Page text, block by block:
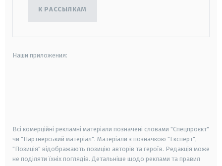
К РАССЫЛКАМ
Наши приложения:
Всі комерційні рекламні матеріали позначені словами "Спецпроєкт"
чи "Партнерський матеріал". Матеріали з позначкою "Експерт",
"Позиція" відображають позицію авторів та героїв. Редакція може
не поділяти їхніх поглядів. Детальніше щодо реклами та правил